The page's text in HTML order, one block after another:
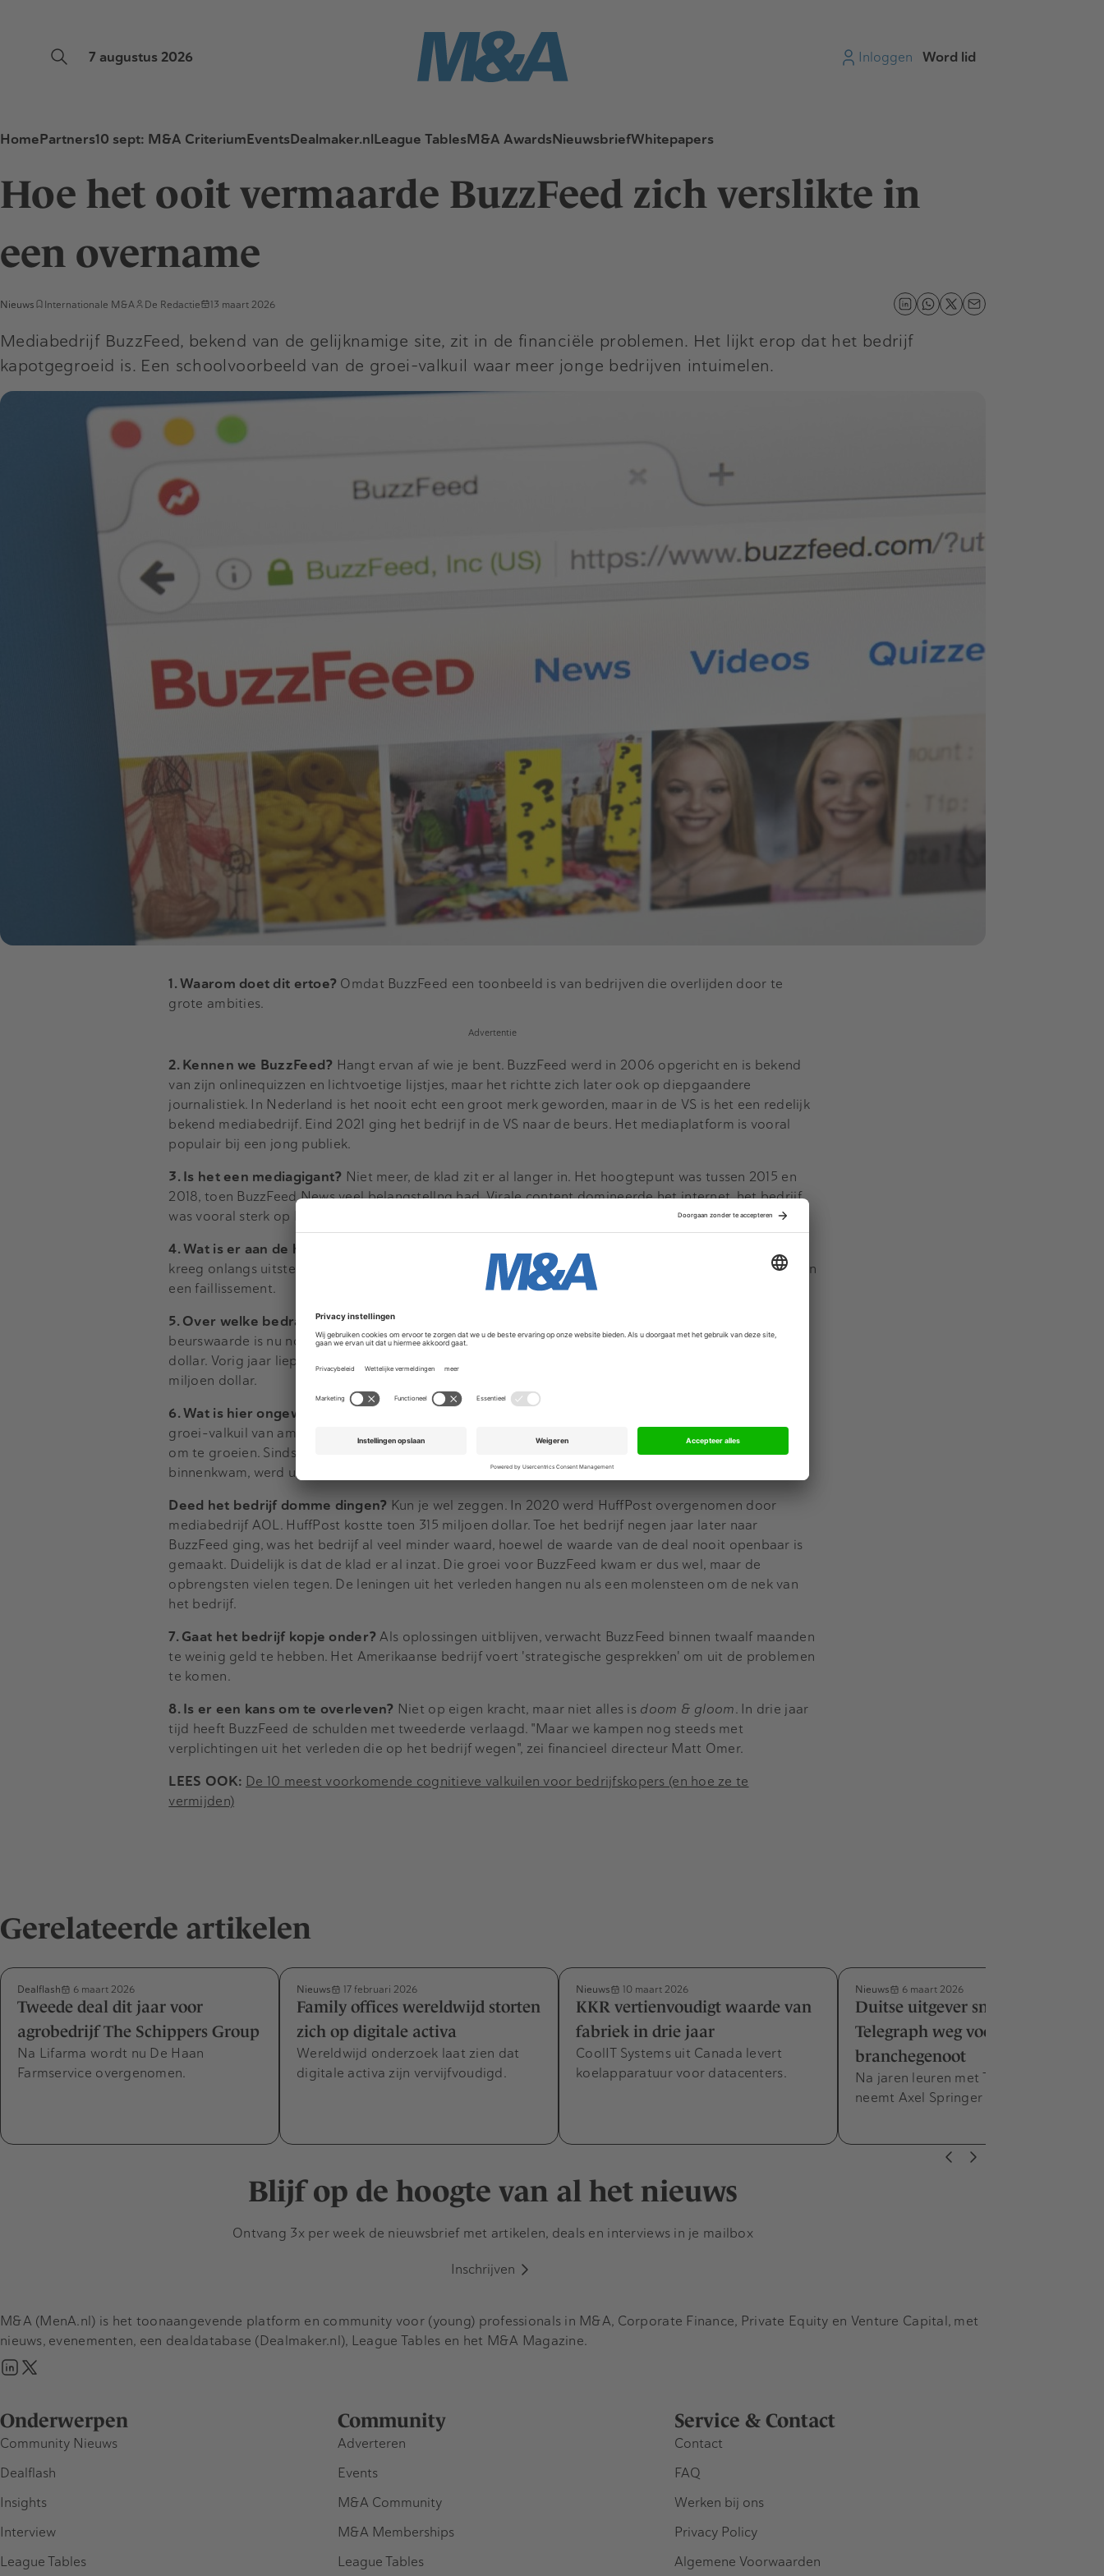
7 augustus 2026 Inloggen Word lid
HomePartners10 sept: M&A CriteriumEventsDealmaker.nlLeague TablesM&A AwardsNieuwsbriefWhitepapers
Hoe het ooit vermaarde BuzzFeed zich verslikte in
een overname
Nieuws Internationale M&A De Redactie 13 maart 2026
Mediabedrijf BuzzFeed, bekend van de gelijknamige site, zit in de financiële problemen. Het lijkt erop dat het bedrijf
kapotgegroeid is. Een schoolvoorbeeld van de groei-valkuil waar meer jonge bedrijven intuimelen.
1. Waarom doet dit ertoe? Omdat BuzzFeed een toonbeeld is van bedrijven die overlijden door te
grote ambities.
Advertentie
2. Kennen we BuzzFeed? Hangt ervan af wie je bent. BuzzFeed werd in 2006 opgericht en is bekend
van zijn onlinequizzen en lichtvoetige lijstjes, maar het richtte zich later ook op diepgaandere
journalistiek. In Nederland is het nooit echt een groot merk geworden, maar in de VS is het een redelijk
bekend mediabedrijf. Eind 2021 ging het bedrijf in de VS naar de beurs. Het mediaplatform is vooral
populair bij een jong publiek.
3. Is het een mediagigant? Niet meer, de klad zit er al langer in. Het hoogtepunt was tussen 2015 en
2018, toen BuzzFeed News veel belangstellng had. Virale content domineerde het internet, het bedrijf
was vooral sterk op Facebook.
4. Wat is er aan de hand?
Het bedrijf heeft moeite om zijn betalingsverplichtingen na te komen en
kreeg onlangs uitstel van schuldeisers bij het aflossen van een lening. Meestal is dat het voorportaal van
een faillissement.
5. Over welke bedragen praten we?
beurswaarde is nu nog maar 30 miljoen dollar. Nu is de omzet geslonken tot naar verluidt 200 miljoen
dollar. Vorig jaar liep het nettoverlies uit voortgezette activiteiten met bijna 70 procent op tot 57,3
miljoen dollar.
6. Wat is hier ongewoon aan?
groei-valkuil van ambitieuze bedrijven. BuzzFeed heeft vooral als start-up flinke leningen afgesloten
om te groeien. Sinds zijn oprichting leed het mediabedrijf voornamelijk verliezen. Het geld dat
binnenkwam, werd uitgegeven om verder te groeien.
Deed het bedrijf domme dingen? Kun je wel zeggen. In 2020 werd HuffPost overgenomen door
mediabedrijf AOL. HuffPost kostte toen 315 miljoen dollar. Toe het bedrijf negen jaar later naar
BuzzFeed ging, was het bedrijf al veel minder waard, hoewel de waarde van de deal nooit openbaar is
gemaakt. Duidelijk is dat de klad er al inzat. Die groei voor BuzzFeed kwam er dus wel, maar de
opbrengsten vielen tegen. De leningen uit het verleden hangen nu als een molensteen om de nek van
het bedrijf.
7. Gaat het bedrijf kopje onder?Als oplossingen uitblijven, verwacht BuzzFeed binnen twaalf maanden
te weinig geld te hebben. Het Amerikaanse bedrijf voert 'strategische gesprekken' om uit de problemen
te komen.
8. Is er een kans om te overleven? Niet op eigen kracht, maar niet alles is doom & gloom. In drie jaar
tijd heeft BuzzFeed de schulden met tweederde verlaagd. "Maar we kampen nog steeds met
verplichtingen uit het verleden die op het bedrijf wegen", zei financieel directeur Matt Omer.
LEES OOK: De 10 meest voorkomende cognitieve valkuilen voor bedrijfskopers (en hoe ze te
vermijden)
Gerelateerde artikelen
Dealflash 6 maart 2026
Tweede deal dit jaar voor
agrobedrijf The Schippers Group
Na Lifarma wordt nu De Haan
Farmservice overgenomen.
Nieuws 17 februari 2026
Family offices wereldwijd storten
zich op digitale activa
Wereldwijd onderzoek laat zien dat
digitale activa zijn vervijfvoudigd.
Nieuws 10 maart 2026
KKR vertienvoudigt waarde van
fabriek in drie jaar
CoolIT Systems uit Canada levert
koelapparatuur voor datacenters.
Nieuws 6 maart 2026
Duitse uitgever snoept The
Telegraph weg voor Britse
branchegenoot
Na jaren leuren met The Telegraph
neemt Axel Springer de krant over.
Blijf op de hoogte van al het nieuws
Ontvang 3x per week de nieuwsbrief met artikelen, deals en interviews in je mailbox
Inschrijven
Onderwerpen
Community Nieuws
Dealflash
Insights
Interview
League Tables
Community
Adverteren
Events
M&A Community
M&A Memberships
League Tables
Service & Contact
Contact
FAQ
Werken bij ons
Privacy Policy
Algemene Voorwaarden
M&A (MenA.nl) is het toonaangevende platform en community voor (young) professionals in M&A, Corporate Finance, Private Equity en Venture Capital, met
nieuws, evenementen, een dealdatabase (Dealmaker.nl), League Tables en het M&A Magazine.